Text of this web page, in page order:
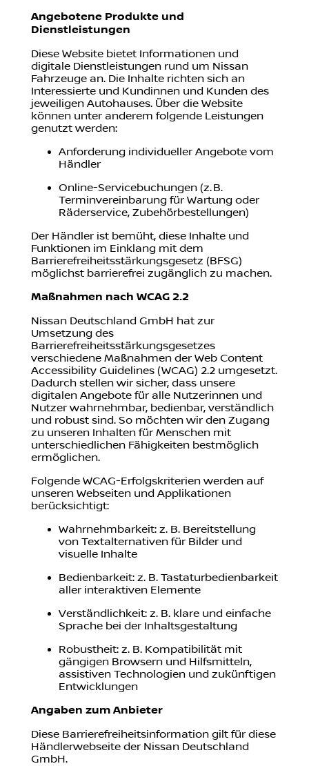
Angebotene Produkte und
Dienstleistungen
Diese Website bietet Informationen und
digitale Dienstleistungen rund um Nissan
Fahrzeuge an. Die Inhalte richten sich an
Interessierte und Kundinnen und Kunden des
jeweiligen Autohauses. Über die Website
können unter anderem folgende Leistungen
genutzt werden:
Anforderung individueller Angebote vom
Händler
Online-Servicebuchungen (z. B.
Terminvereinbarung für Wartung oder
Räderservice, Zubehörbestellungen)
Der Händler ist bemüht, diese Inhalte und
Funktionen im Einklang mit dem
Barrierefreiheitsstärkungsgesetz (BFSG)
möglichst barrierefrei zugänglich zu machen.
Maßnahmen nach WCAG 2.2
Nissan Deutschland GmbH hat zur
Umsetzung des
Barrierefreiheitsstärkungsgesetzes
verschiedene Maßnahmen der Web Content
Accessibility Guidelines (WCAG) 2.2 umgesetzt.
Dadurch stellen wir sicher, dass unsere
digitalen Angebote für alle Nutzerinnen und
Nutzer wahrnehmbar, bedienbar, verständlich
und robust sind. So möchten wir den Zugang
zu unseren Inhalten für Menschen mit
unterschiedlichen Fähigkeiten bestmöglich
ermöglichen.
Folgende WCAG-Erfolgskriterien werden auf
unseren Webseiten und Applikationen
berücksichtigt:
Wahrnehmbarkeit: z. B. Bereitstellung
von Textalternativen für Bilder und
visuelle Inhalte
Bedienbarkeit: z. B. Tastaturbedienbarkeit
aller interaktiven Elemente
Verständlichkeit: z. B. klare und einfache
Sprache bei der Inhaltsgestaltung
Robustheit: z. B. Kompatibilität mit
gängigen Browsern und Hilfsmitteln,
assistiven Technologien und zukünftigen
Entwicklungen
Angaben zum Anbieter
Diese Barrierefreiheitsinformation gilt für diese
Händlerwebseite der Nissan Deutschland
GmbH.